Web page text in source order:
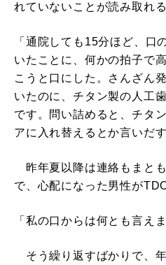
れていないことが読み取れる
「通院しても15分ほど、口
いたことに、何かの拍子で
こうと口にした。さんざん
いたのに、チタン製の人工
です。問い詰めると、チタ
アに入れ替えるとか言いだ
昨年夏以降は連絡もまと
で、心配になった男性が
「私の口からは何とも言えま
そう繰り返すばかりで、